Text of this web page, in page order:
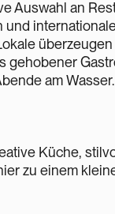
Auswahl an
gehobener
am Wasser.
Küche,
zu einem